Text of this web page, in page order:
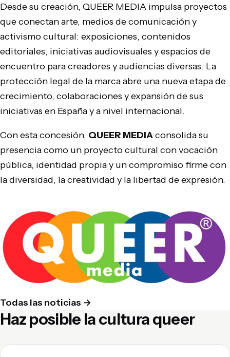
Desde su creación, QUEER MEDIA impulsa proyectos
que conectan arte, medios de comunicación y
activismo cultural: exposiciones, contenidos
editoriales, iniciativas audiovisuales y espacios de
encuentro para creadores y audiencias diversas. La
protección legal de la marca abre una nueva etapa de
crecimiento, colaboraciones y expansión de sus
iniciativas en España y a nivel internacional.
Con esta concesión, QUEER MEDIAconsolida su
presencia como un proyecto cultural con vocación
pública, identidad propia y un compromiso firme con
la diversidad, la creatividad y la libertad de expresión.
Todas las noticias →
Haz posible la cultura queer